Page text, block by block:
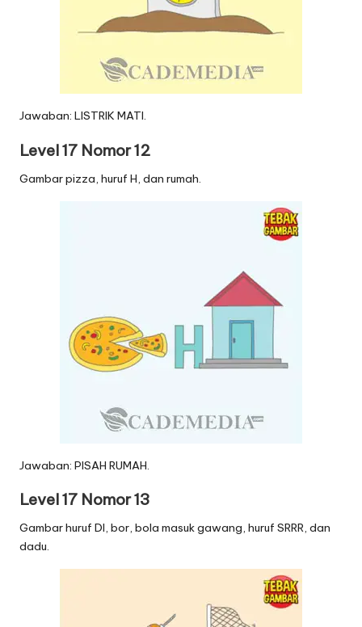
Jawaban: LISTRIK MATI.
Level 17 Nomor 12
Gambar pizza, huruf H, dan rumah.
Jawaban: PISAH RUMAH.
Level 17 Nomor 13
Gambar huruf DI, bor, bola masuk gawang, huruf SRRR, dan
dadu.